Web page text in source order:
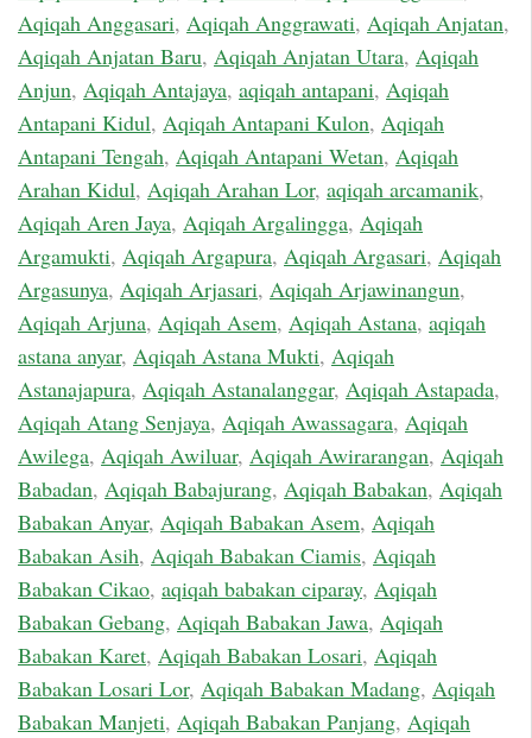
Aqiqah Anggasari, Aqiqah Anggrawati, Aqiqah Anjatan,
Aqiqah Anjatan Baru, Aqiqah Anjatan Utara, Aqiqah
Anjun, Aqiqah Antajaya, aqiqah antapani, Aqiqah
Antapani Kidul, Aqiqah Antapani Kulon, Aqiqah
Antapani Tengah, Aqiqah Antapani Wetan, Aqiqah
Arahan Kidul, Aqiqah Arahan Lor, aqiqah arcamanik,
Aqiqah Aren Jaya, Aqiqah Argalingga, Aqiqah
Argamukti, Aqiqah Argapura, Aqiqah Argasari, Aqiqah
Argasunya, Aqiqah Arjasari, Aqiqah Arjawinangun,
Aqiqah Arjuna, Aqiqah Asem, Aqiqah Astana, aqiqah
astana anyar, Aqiqah Astana Mukti, Aqiqah
Astanajapura, Aqiqah Astanalanggar, Aqiqah Astapada,
Aqiqah Atang Senjaya, Aqiqah Awassagara, Aqiqah
Awilega, Aqiqah Awiluar, Aqiqah Awirarangan, Aqiqah
Babadan, Aqiqah Babajurang, Aqiqah Babakan, Aqiqah
Babakan Anyar, Aqiqah Babakan Asem, Aqiqah
Babakan Asih, Aqiqah Babakan Ciamis, Aqiqah
Babakan Cikao, aqiqah babakan ciparay, Aqiqah
Babakan Gebang, Aqiqah Babakan Jawa, Aqiqah
Babakan Karet, Aqiqah Babakan Losari, Aqiqah
Babakan Losari Lor, Aqiqah Babakan Madang, Aqiqah
Babakan Manjeti, Aqiqah Babakan Panjang, Aqiqah